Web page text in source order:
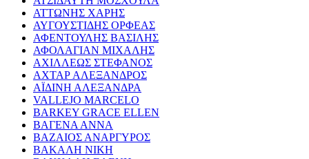
ΑΤΤΩΝΗΣ ΧΑΡΗΣ
ΑΥΓΟΥΣΤΙΔΗΣ ΟΡΦΕΑΣ
ΑΦΕΝΤΟΥΛΗΣ ΒΑΣΙΛΗΣ
ΑΦΟΛΑΓΙΑΝ ΜΙΧΑΛΗΣ
ΑΧΙΛΛΕΩΣ ΣΤΕΦΑΝΟΣ
ΑΧΤΑΡ ΑΛΕΞΑΝΔΡΟΣ
ΑΪΔΙΝΗ ΑΛΕΞΑΝΔΡΑ
VALLEJO MARCELO
BARKEY GRACE ELLEN
ΒΑΓΕΝΑ ΑΝΝΑ
ΒΑΖΑΙΟΣ ΑΝΑΡΓΥΡΟΣ
ΒΑΚΑΛΗ ΝΙΚΗ